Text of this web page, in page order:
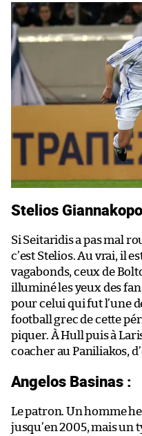
Stelios
Si Seitaridis a pas mal
c’est Stelios. Au vrai, il
vagabonds, ceux de
illuminé les yeux des
pour celui qui fut l’une
football grec de cette
piquer. À Hull puis à
coacher au Paniliakos,
Angelos Basinas :
Le patron. Un homme
jusqu’en 2005, mais un